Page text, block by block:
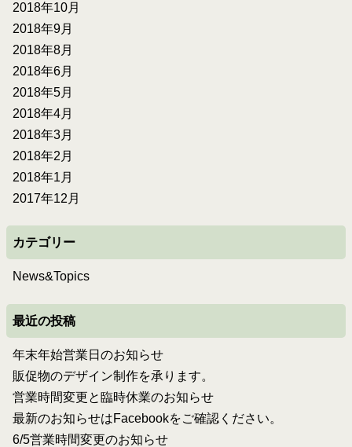
2018年10月
2018年9月
2018年8月
2018年6月
2018年5月
2018年4月
2018年3月
2018年2月
2018年1月
2017年12月
カテゴリー
News&Topics
最近の投稿
年末年始営業日のお知らせ
販促物のデザイン制作を承ります。
営業時間変更と臨時休業のお知らせ
最新のお知らせはFacebookをご確認ください。
6/5営業時間変更のお知らせ